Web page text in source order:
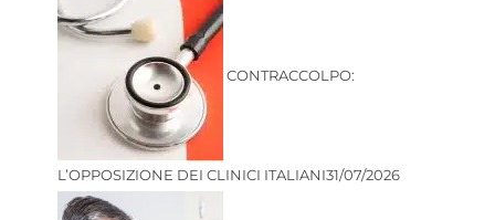
CONTRACCOLPO:
L’OPPOSIZIONE DEI CLINICI ITALIANI31/07/2026